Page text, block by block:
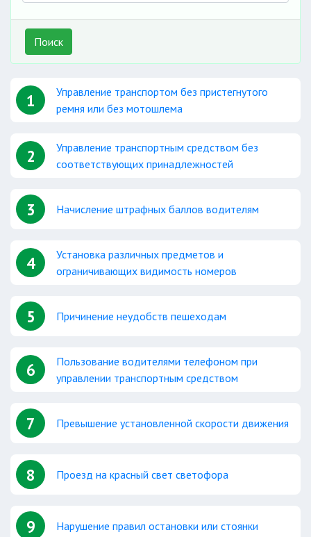
Поиск
1
Управление транспортом без пристегнутого
ремня или без мотошлема
2
Управление транспортным средством без
соответствующих принадлежностей
3 Начисление штрафных баллов водителям
4
Установка различных предметов и
ограничивающих видимость номеров
5 Причинение неудобств пешеходам
6
Пользование водителями телефоном при
управлении транспортным средством
7 Превышение установленной скорости движения
8 Проезд на красный свет светофора
9 Нарушение правил остановки или стоянки